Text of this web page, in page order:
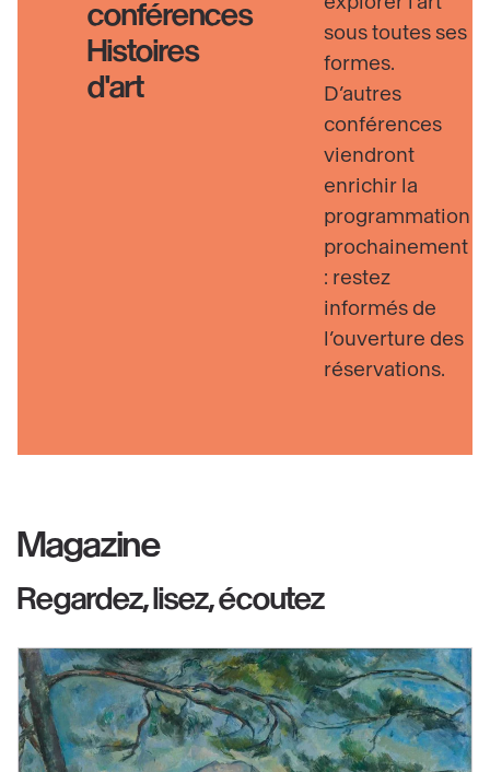
conférences
Histoires
d'art
sous toutes ses
formes.
D’autres
conférences
viendront
enrichir la
programmation
prochainement
: restez
informés de
l’ouverture des
réservations.
Magazine
Regardez, lisez, écoutez